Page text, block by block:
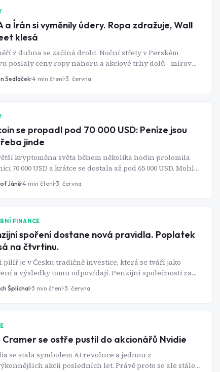
jsou překvapivě trvalé.
a Írán si vyměnily údery. Ropa zdražuje, Wall
klesá
z dubna se začíná drolit. Noční střety v Perském
poslaly ceny ropy nahoru a akciové trhy dolů - mírová
je stále v nedohlednu.
Sedláček 4 min čtení 3. června
se propadl pod 70 000 USD: Peníze jsou
jinde
kryptoměna světa během několika hodin prolomila
70 000 USD a krátce se dostala až pod 65 000 USD. Mohly
likvidace spekulativních pozic, odliv kapitálu z
ETF a ztráty v řádu miliard dolarů napříč
Jáně4 min čtení 3. června
FINANCE
spoření dostane nová pravidla. Poplatek
na čtvrtinu.
pilíř je v Česku tradičně investice, která se tváří jako
a výsledky tomu odpovídají. Penzijní společnosti za
rok vybraly na poplatcích přes 8 miliard korun,
účastníci starých transformovaných fondů reálně
financí Alena Schillerová navrhuje od roku 2027
změny, které by tento poměr měly otočit.
Šplíchal 3 min čtení 3. června
Cramer se ostře pustil do akcionářů Nvidie
se stala symbolem AI revoluce a jednou z
akcií posledních let. Právě proto se ale stále